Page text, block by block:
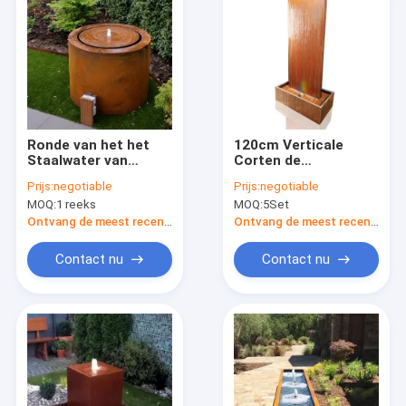
Producten
Over ons
Ronde van het het
Staalwater van
Waterlijst de Fontein
Openlucht Slechte
Decoratie
Prijs:negotiable
MOQ:1 reeks
Ontvang de meest recente Prijs
Contact nu
120cm Verticale
Corten de
het Staalwater met
LEIDEN Licht
Prijs:negotiable
MOQ:5Set
Ontvang de meest recente Prijs
Contact nu